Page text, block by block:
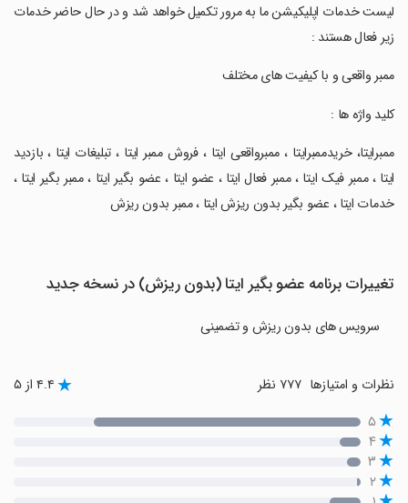
‏‏لیست خدمات اپلیکیشن ما به مرور تکمیل خواهد شد و در حال حاضر خدمات
زیر فعال هستند :
‏ممبر واقعی و با کیفیت های مختلف
‏کلید واژه ها :
‏ممبرایتا، خریدممبرایتا ، ممبرواقعی ایتا ، فروش ممبر ایتا ، تبلیغات ایتا ، بازدید
ایتا ، ممبر فیک ایتا ، ممبر فعال ایتا ، عضو ایتا ، عضو بگیر ایتا ، ممبر بگیر ایتا ،
خدمات ایتا ، عضو بگیر بدون ریزش ایتا ، ممبر بدون ریزش
تغییرات برنامه ‏عضو بگیر ایتا (بدون ریزش) در نسخه جدید
سرویس های بدون ریزش و تضمینی
نظرات و امتیازها ۴.۴ از ۵
۵
۴
۳
۲